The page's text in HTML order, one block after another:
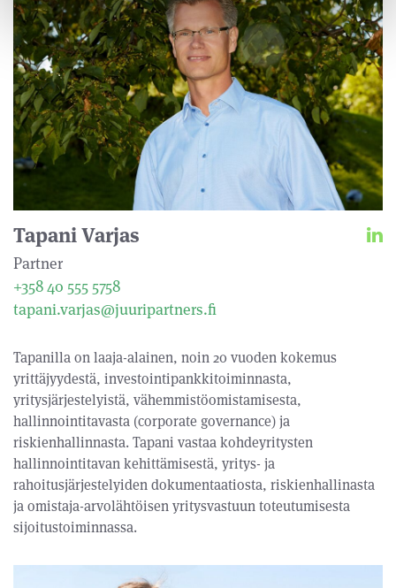
Tapani Varjas
Partner
+358 40 555 5758
tapani.varjas@juuripartners.fi
Tapanilla on laaja-alainen, noin 20 vuoden kokemus
yrittäjyydestä, investointipankkitoiminnasta,
yritysjärjestelyistä, vähemmistöomistamisesta,
hallinnointitavasta (corporate governance) ja
riskienhallinnasta. Tapani vastaa kohdeyritysten
hallinnointitavan kehittämisestä, yritys- ja
rahoitusjärjestelyiden dokumentaatiosta, riskienhallinasta
ja omistaja-arvolähtöisen yritysvastuun toteutumisesta
sijoitustoiminnassa.